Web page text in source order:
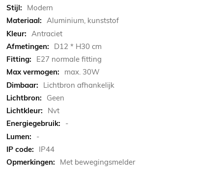
Modern
Aluminium, kunststof
Antraciet
D12 * H30 cm
E27 normale fitting
max. 30W
Lichtbron afhankelijk
Geen
Nvt
-
-
IP44
Met bewegingsmelder